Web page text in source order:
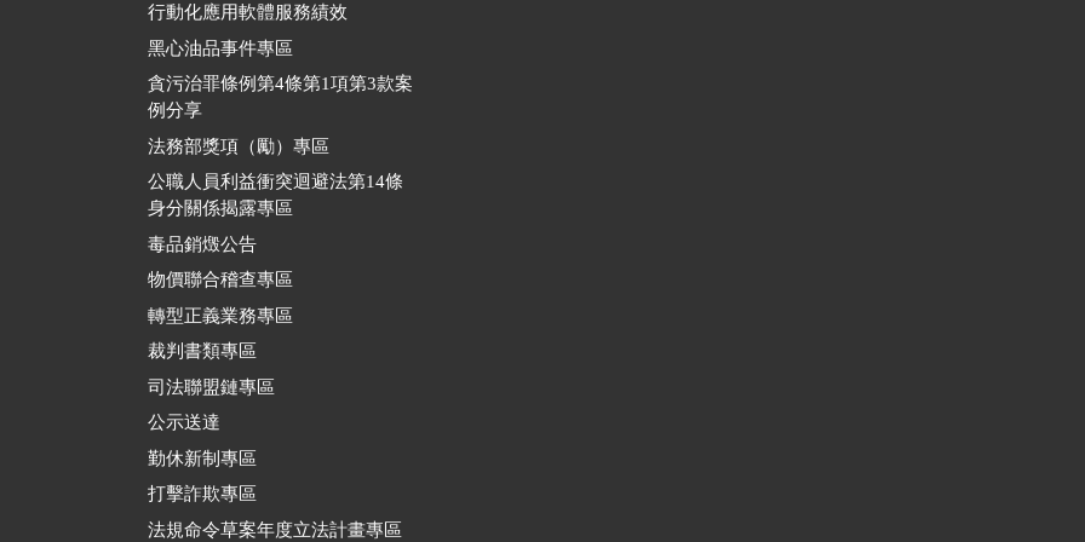
行動化應用軟體服務績效
黑心油品事件專區
貪污治罪條例第4條第1項第3款案
例分享
法務部獎項（勵）專區
公職人員利益衝突迴避法第14條
身分關係揭露專區
毒品銷燬公告
物價聯合稽查專區
轉型正義業務專區
裁判書類專區
司法聯盟鏈專區
公示送達
勤休新制專區
打擊詐欺專區
法規命令草案年度立法計畫專區